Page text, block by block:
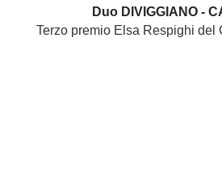
Duo DIVIGGIANO -
Terzo premio Elsa Respighi del